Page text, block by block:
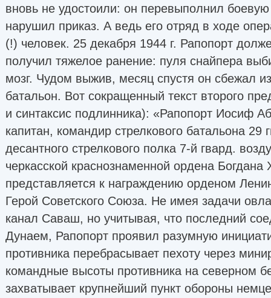
вновь не удостоили: он перевыполнил
нарушил приказ. А ведь его отряд в ходе
(!) человек. 25 декабря 1944 г. Рапопорт
получил тяжелое ранение: пуля снайпера
мозг. Чудом выжив, месяц спустя он сбежал
батальон. Вот сокращенный текст второго
и синтаксис подлинника): «Рапопорт Иосиф
капитан, командир стрелкового батальона 29
десантного стрелкового полка 7-й гвард.
черкасской краснознаменной ордена Богдана
представляется к награждению орденом
Герой Советского Союза. Не имея задачи
канал Саваш, но учитывая, что последний
Дунаем, Рапопорт проявил разумную
противника перебрасывает пехоту через
командные высоты противника на северном
захватывает крупнейший пункт обороны